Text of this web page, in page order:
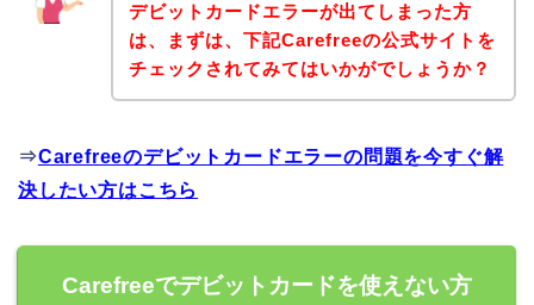
デビットカードエラーが出てしまった方
は、まずは、下記Carefreeの公式サイトを
チェックされてみてはいかがでしょうか？
⇒Carefreeのデビットカードエラーの問題を今すぐ解
決したい方はこちら
Carefreeでデビットカードを使えない方